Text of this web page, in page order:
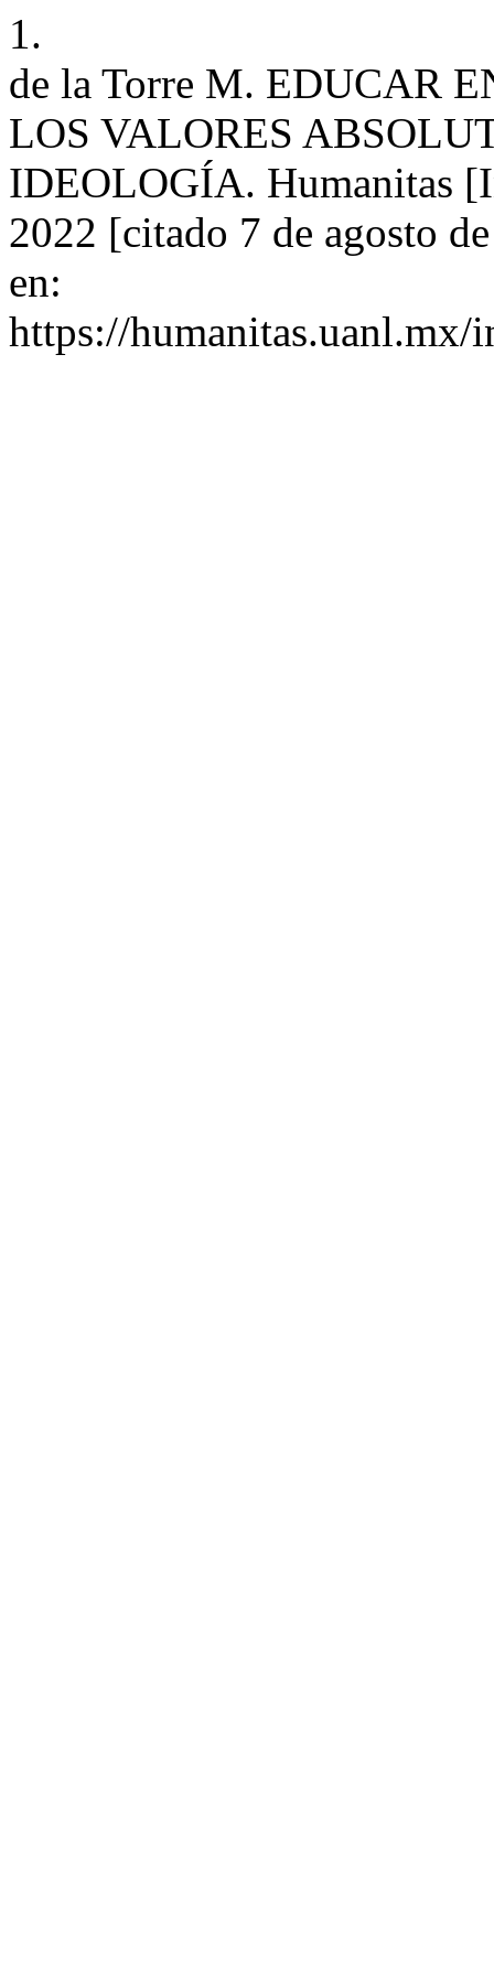
1.
de la Torre M. EDUCAR
LOS VALORES
IDEOLOGÍA. Humanitas
2022 [citado 7 de agosto
en:
https://